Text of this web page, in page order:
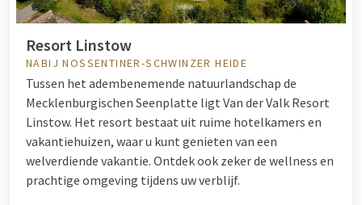
Resort Linstow
NABIJ NOSSENTINER-SCHWINZER HEIDE
Tussen het adembenemende natuurlandschap de
Mecklenburgischen Seenplatte ligt Van der Valk Resort
Linstow. Het resort bestaat uit ruime hotelkamers en
vakantiehuizen, waar u kunt genieten van een
welverdiende vakantie. Ontdek ook zeker de wellness en
prachtige omgeving tijdens uw verblijf.